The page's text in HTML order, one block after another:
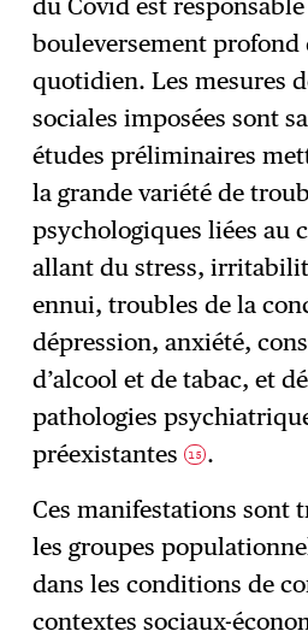
bouleversement profond
quotidien. Les mesures
sociales imposées sont
études préliminaires
la grande variété de
psychologiques liées au
allant du stress,
ennui, troubles de la
dépression, anxiété,
d’alcool et de tabac, et
pathologies
préexistantes15 .
Ces manifestations sont
les groupes
dans les conditions de
contextes sociaux-